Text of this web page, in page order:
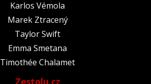
Karlos Vémola
Marek Ztracený
Taylor Swift
Emma Smetana
Timothée Chalamet
Zestolu.cz